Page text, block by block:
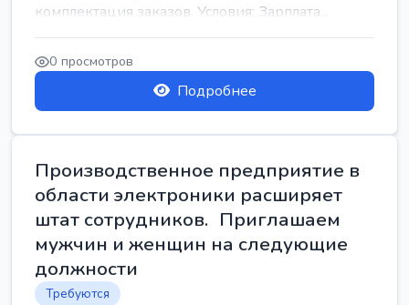
комплектация заказов. Условия: Зарплата...
0 просмотров
Подробнее
Производственное предприятие в
области электроники расширяет
штат сотрудников. Приглашаем
мужчин и женщин на следующие
должности
Требуются